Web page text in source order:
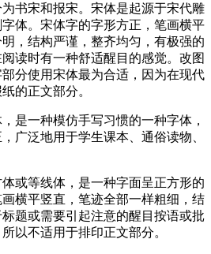
书宋和报宋。宋体是起源于宋代雕
体。宋体字的字形方正，笔画横平
，结构严谨，整齐均匀，有极强的
读时有一种舒适醒目的感觉。改图
分使用宋体最为合适，因为在现代
的正文部分。
一种模仿手写习惯的一种字体，
广泛地用于学生课本、通俗读物、
等线体，是一种字面呈正方形的
横平竖直，笔迹全部一样粗细，结
题或需要引起注意的醒目按语或批
以不适用于排印正文部分。